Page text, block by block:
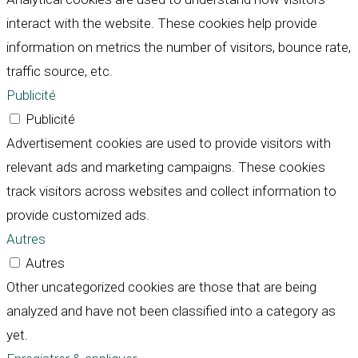
interact with the website. These cookies help provide
information on metrics the number of visitors, bounce rate,
traffic source, etc.
Publicité
Publicité
Advertisement cookies are used to provide visitors with
relevant ads and marketing campaigns. These cookies
track visitors across websites and collect information to
provide customized ads.
Autres
Autres
Other uncategorized cookies are those that are being
analyzed and have not been classified into a category as
yet.